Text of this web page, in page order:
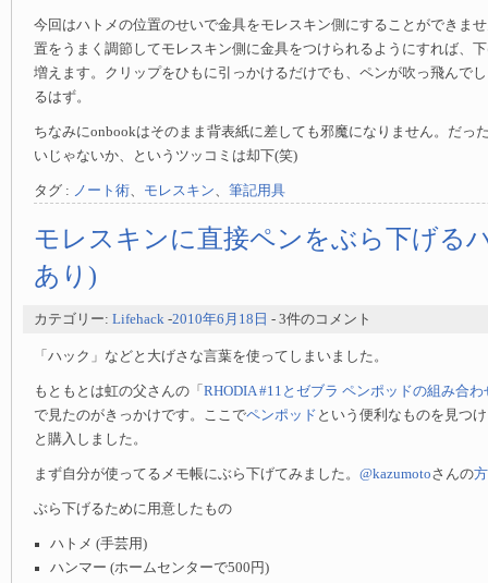
今回はハトメの位置のせいで金具をモレスキン側にすることができま
置をうまく調節してモレスキン側に金具をつけられるようにすれば、
増えます。クリップをひもに引っかけるだけでも、ペンが吹っ飛んで
るはず。
ちなみにonbookはそのまま背表紙に差しても邪魔になりません。だっ
いじゃないか、というツッコミは却下(笑)
タグ : ノート術、 モレスキン、 筆記用具
モレスキンに直接ペンをぶら下げる
あり)
カテゴリー: Lifehack -2010年6月18日 - 3件のコメント
「ハック」などと大げさな言葉を使ってしまいました。
もともとは虹の父さんの「 RHODIA #11とゼブラ ペンポッドの組み合わ
で見たのがきっかけです。ここでペンポッド という便利なものを見つ
と購入しました。
まず自分が使ってるメモ帳にぶら下げてみました。 @kazumotoさんの
ぶら下げるために用意したもの
ハトメ (手芸用)
ハンマー (ホームセンターで500円)